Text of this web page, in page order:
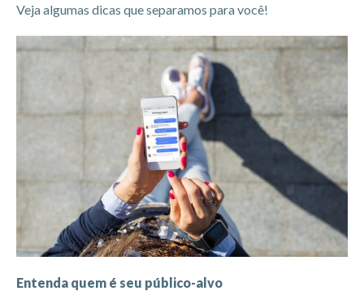
Veja algumas dicas que separamos para você!
Entenda quem é seu público-alvo